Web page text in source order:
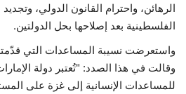
الرهائن، واحترام ‏القانون الدولي،
الفلسطينية ‏بعد إصلاحها بحل الدولتين.‏
واستعرضت نسيبة المساعدات التي
وقالت في هذا الصدد: "تُعتبر دولة
للمساعدات الإنسانية إلى غزة على